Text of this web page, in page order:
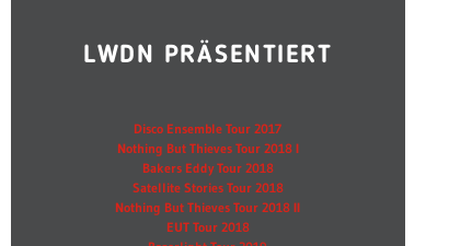
LWDN PRÄSENTIERT
Disco Ensemble Tour 2017
Nothing But Thieves Tour 2018 I
Bakers Eddy Tour 2018
Satellite Stories Tour 2018
Nothing But Thieves Tour 2018 II
EUT Tour 2018